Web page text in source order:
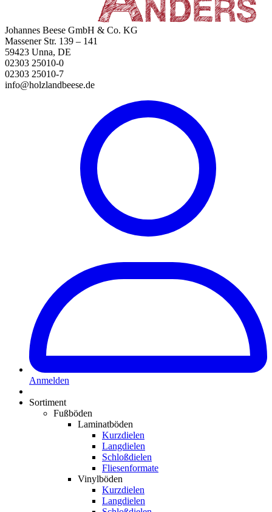
Johannes Beese GmbH & Co. KG
Massener Str. 139 – 141
59423 Unna, DE
02303 25010-0
02303 25010-7
info@holzlandbeese.de
Anmelden
Sortiment
Fußböden
Laminatböden
Kurzdielen
Langdielen
Schloßdielen
Fliesenformate
Vinylböden
Kurzdielen
Langdielen